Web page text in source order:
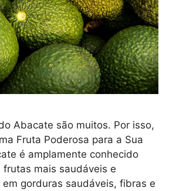
Abacate são muitos. Por isso,
Fruta Poderosa para a Sua
é amplamente conhecido
frutas mais saudáveis e
em gorduras saudáveis, fibras e